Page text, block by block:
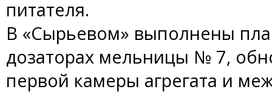
питателя.
В «Сырьевом» выполнены
дозаторах мельницы № 7,
первой камеры агрегата и